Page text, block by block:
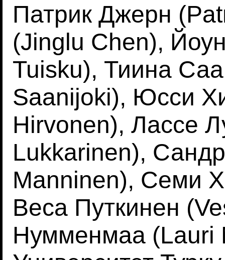
Патрик Джерн
(Jinglu Chen),
Tuisku), Тиина
Saanijoki), Юсси
Hirvonen), Лассе
Lukkarinen),
Manninen), Семи
Веса Путкинен
Нумменмаа (Lauri